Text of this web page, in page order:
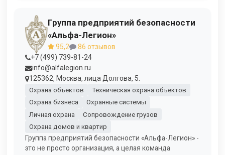
Группа предприятий безопасности
«Альфа-Легион»
95,2
86 отзывов
+7 (499) 739-81-24
info@alfalegion.ru
125362, Москва, лица Долгова, 5.
Охрана объектов
Техническая охрана объектов
Охрана бизнеса
Охранные системы
Личная охрана
Сопровождение грузов
Охрана домов и квартир
Группа предприятий безопасности «Альфа-Легион» -
это не просто организация, а целая команда